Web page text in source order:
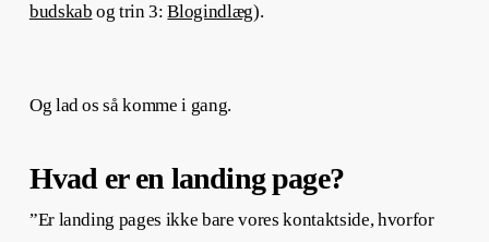
budskab og trin 3:Blogindlæg).
Og lad os så komme i gang.
Hvad er en landing page?
”Er landing pages ikke bare vores kontaktside, hvorfor